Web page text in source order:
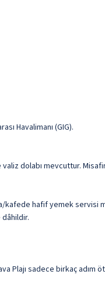
Havalimanı (GIG).
dolabı mevcuttur.
kafede hafif yemek
Plajı sadece birkaç